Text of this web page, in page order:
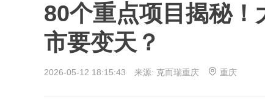
80个重点项目揭秘
市要变天？
2026-05-12 18:15:43 来源: 克而瑞重庆 重庆